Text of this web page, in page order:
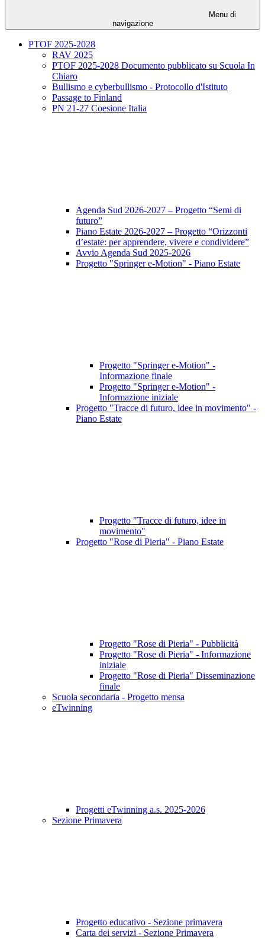
Menu di
navigazione
PTOF 2025-2028
RAV 2025
PTOF 2025-2028 Documento pubblicato su Scuola In
Chiaro
Bullismo e cyberbullismo - Protocollo d'Istituto
Passage to Finland
PN 21-27 Coesione Italia
Agenda Sud 2026-2027 – Progetto “Semi di
futuro”
Piano Estate 2026-2027 – Progetto “Orizzonti
d’estate: per apprendere, vivere e condividere”
Avvio Agenda Sud 2025-2026
Progetto "Springer e-Motion" - Piano Estate
Progetto "Springer e-Motion" -
Informazione finale
Progetto "Springer e-Motion" -
Informazione iniziale
Progetto "Tracce di futuro, idee in movimento" -
Piano Estate
Progetto "Tracce di futuro, idee in
movimento"
Progetto "Rose di Pieria" - Piano Estate
Progetto "Rose di Pieria" - Pubblicità
Progetto "Rose di Pieria" - Informazione
iniziale
Progetto "Rose di Pieria" Disseminazione
finale
Scuola secondaria - Progetto mensa
eTwinning
Progetti eTwinning a.s. 2025-2026
Sezione Primavera
Progetto educativo - Sezione primavera
Carta dei servizi - Sezione Primavera